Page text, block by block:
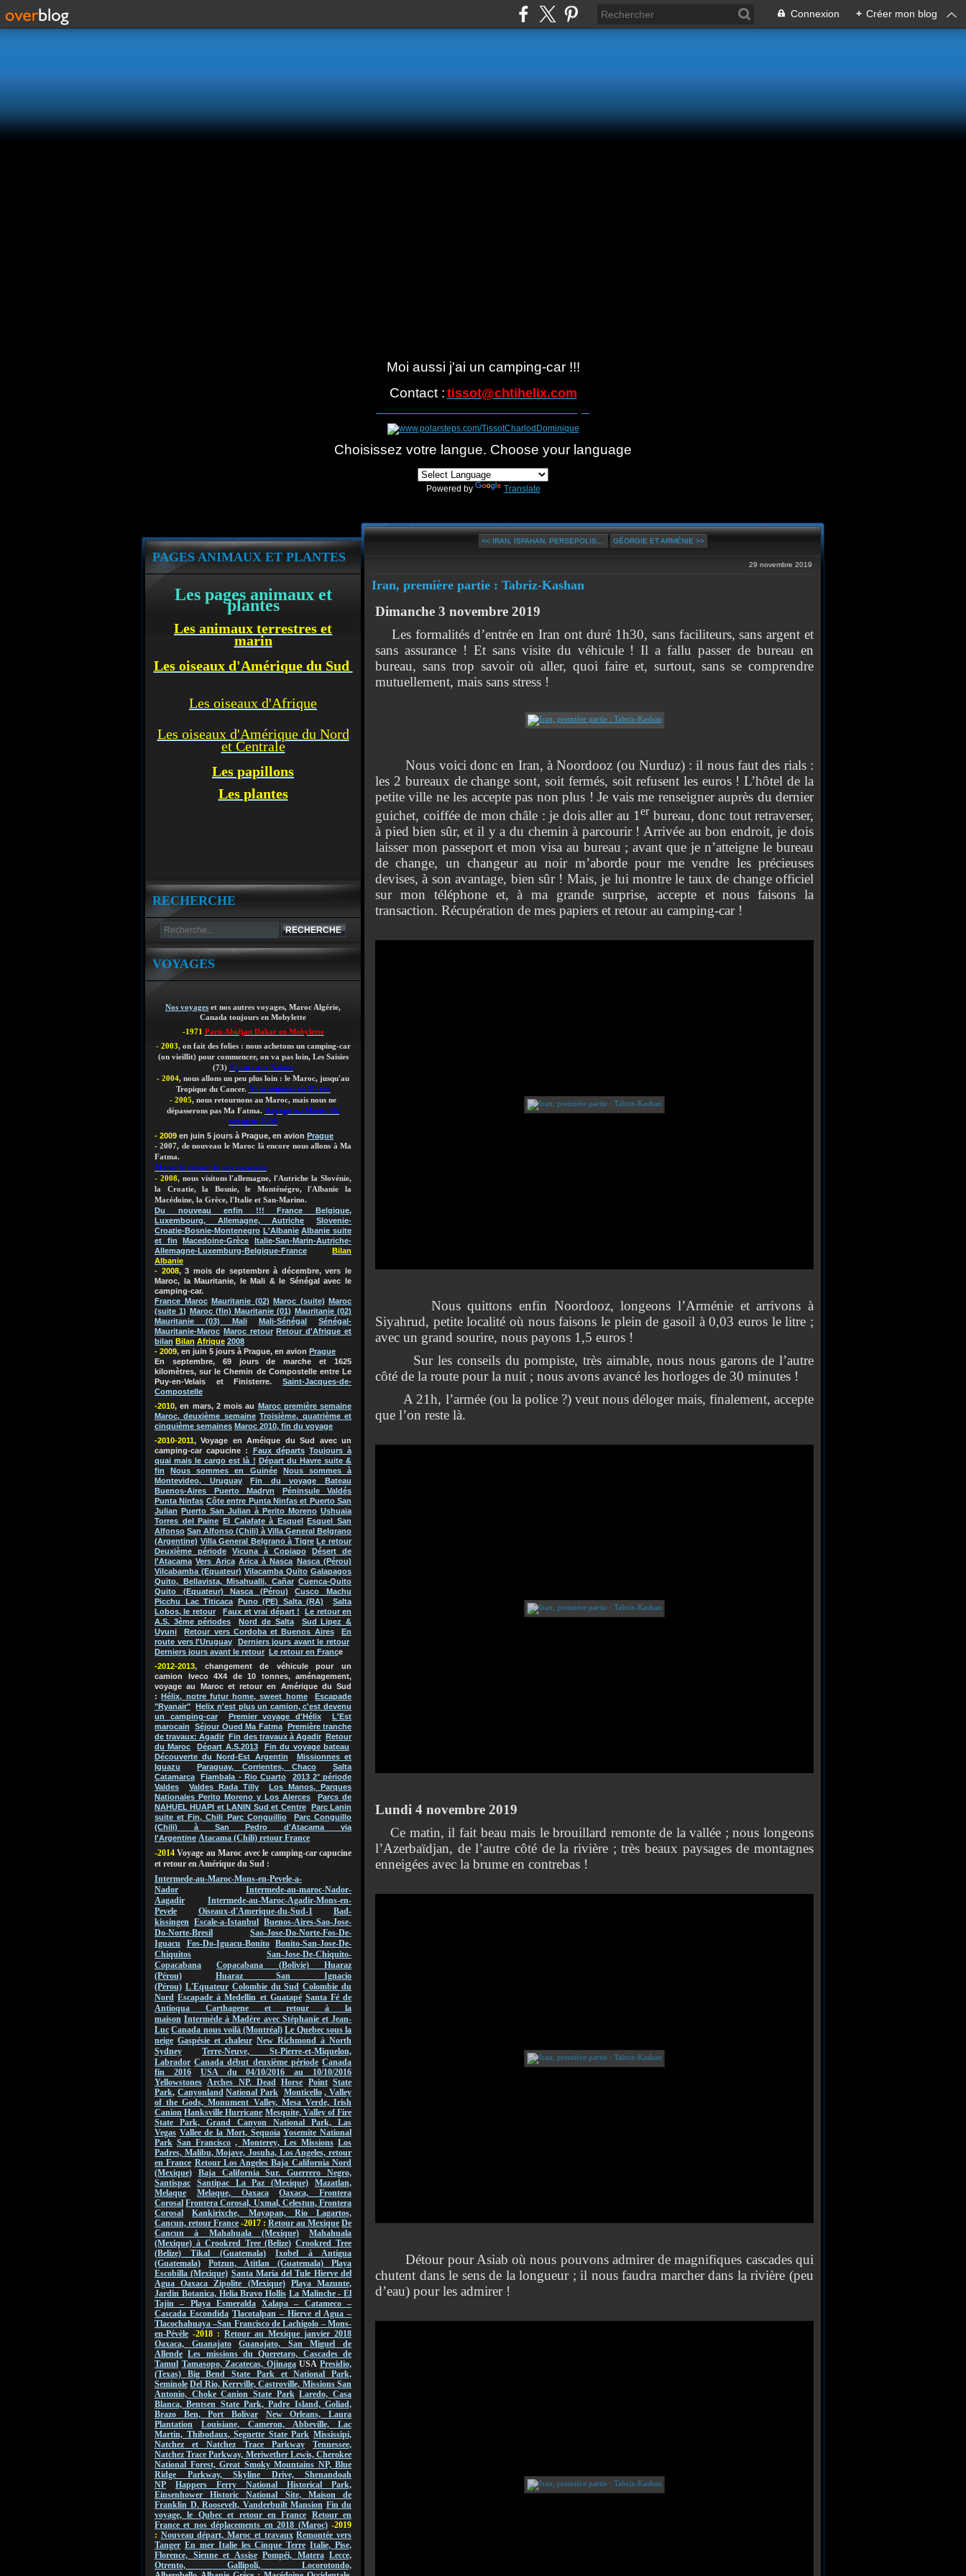
Connexion + Créer mon blog
Moi aussi j'ai un camping-car !!!
Contact : tissot@chtihelix.com
Choisissez votre langue. Choose your language
Powered by Translate
PAGES ANIMAUX ET PLANTES
Les pages animaux et
plantes
Les animaux terrestres et
marin
Les oiseaux d'Amérique du Sud
Les oiseaux d'Afrique
Les oiseaux d'Amérique du Nord
et Centrale
Les papillons
Les plantes
RECHERCHE
VOYAGES
Nos voyages et nos autres voyages, Maroc Algérie,
Canada toujours en Mobylette
-1971 Paris Abidjan Dakar en Mobylette
- 2003, on fait des folies : nous achetons un camping-car
(on vieillit) pour commencer, on va pas loin, Les Saisies
(73) 5 jours aux Saisies
- 2004, nous allons un peu plus loin : le Maroc, jusqu'au
Tropique du Cancer. Nous sommes au Maroc
- 2005, nous retournons au Maroc, mais nous ne
dépasserons pas Ma Fatma. Voyage au Maroc 01
octobre 2005
- 2009 en juin 5 jours à Prague, en avion Prague
- 2007, de nouveau le Maroc là encore nous allons à Ma
Fatma.
Maroc le retour de nos vacances
- 2008, nous visitons l'allemagne, l'Autriche la Slovénie,
la Croatie, la Bosnie, le Monténégro, l'Albanie la
Macédoine, la Grèce, l'Italie et San-Marino.
Du nouveau enfin !!! France Belgique,
Luxembourg, Allemagne, Autriche
Slovenie-
Croatie-Bosnie-Montenegro L'Albanie Albanie suite
et fin
Macedoine-Grèce
Italie-San-Marin-Autriche-
Allemagne-Luxemburg-Belgique-France
Bilan
Albanie
- 2008, 3 mois de septembre à décembre, vers le
Maroc, la Mauritanie, le Mali & le Sénégal avec le
camping-car.
France Maroc
Mauritanie (02) Maroc (suite)
Maroc
(suite 1)
Maroc (fin) Mauritanie (01)
Mauritanie (02)
Mauritanie (03) Mali
Mali-Sénégal
Sénégal-
Mauritanie-Maroc Maroc retour Retour d'Afrique et
bilan Bilan Afrique 2008
- 2009, en juin 5 jours à Prague, en avion Prague
En septembre, 69 jours de marche et 1625
kilomètres, sur le Chemin de Compostelle entre Le
Puy-en-Velais et Finisterre. Saint-Jacques-de-
Compostelle
-2010, en mars, 2 mois au Marocpremière semaine
Maroc, deuxième semaine Troisième, quatrième et
cinquième semaines Maroc 2010, fin du voyage
-2010-2011, Voyage en Améique du Sud avec un
camping-car capucine : Faux départs Toujours à
quai mais le cargo est là ! Départ du Havre suite &
fin
Nous sommes en Guinée
Nous sommes à
Montevideo, Uruguay
Fin du voyage Bateau
Buenos-Aires Puerto Madryn
Péninsule Valdés
Punta Ninfas Côte entre Punta Ninfas et Puerto San
Julian
Puerto San Julian à Perito Moreno Ushuaïa
Torres del Paine
El Calafate à Esquel
Esquel San
Alfonso San Alfonso (Chili) à Villa General Belgrano
(Argentine) Villa General Belgrano à Tigre Le retour
Deuxième période
Vicuna à Copiapo
Désert de
l'Atacama Vers Arica Arica à Nasca
Nasca (Pérou)
Vilcabamba (Equateur) Vilacamba Quito Galapagos
Quito, Bellavista, Misahualli, Cañar Cuenca-Quito
Quito (Equateur) Nasca (Pérou)
Cusco Machu
Picchu Lac Titicaca
Puno (PE) Salta (RA)
Salta
Lobos, le retour
Faux et vrai départ !
Le retour en
A.S. 3ème périodes
Nord de Salta
Sud Lipez &
Uyuni
Retour vers Cordoba et Buenos Aires
En
route vers l'Uruguay
Derniers jours avant le retour
Derniers jours avant le retour
Le retour en France
-2012-2013, changement de véhicule pour un
camion Iveco 4X4 de 10 tonnes, aménagement,
voyage au Maroc et retour en Amérique du Sud
:
Hélix, notre futur home, sweet home
Escapade
"Ryanair"
Helix n'est plus un camion, c'est devenu
un camping-car
Premier voyage d'Hélix
L'Est
marocain
Séjour Oued Ma Fatma
Première tranche
de travaux: Agadir
Fin des travaux à Agadir
Retour
du Maroc
Départ A.S.2013
Fin du voyage bateau
Découverte du Nord-Est Argentin
Missionnes et
Iguazu
Paraguay, Corrientes, Chaco
Salta
Catamarca
Fiambala - Rio Cuarto
2013 2° période
Valdes
Valdes Rada Tilly
Los Manos, Parques
Nationales Perito Moreno y Los Alerces
Parcs de
NAHUEL HUAPI et LANIN Sud et Centre
Parc Lanin
suite et Fin, Chili Parc Conguillio
Parc Conguillo
(Chili) à San Pedro d'Atacama via
l'Argentine Atacama (Chili) retour France
-2014 Voyage au Maroc avec le camping-car capucine
et retour en Amérique du Sud :
Intermede-au-Maroc-Mons-en-Pevele-a-
Nador
Intermede-au-maroc-Nador-
Aagadir
Intermede-au-Maroc-Agadir-Mons-en-
Pevele
Oiseaux-d'Amerique-du-Sud-1
Bad-
kissingen Escale-a-Istanbul Buenos-Aires-Sao-Jose-
Do-Norte-Bresil
Sao-Jose-Do-Norte-Fos-De-
Iguacu
Fos-Do-Iguacu-Bonito
Bonito-San-Jose-De-
Chiquitos
San-Jose-De-Chiquito-
Copacabana
Copacabana (Bolivie) Huaraz
(Pérou)
Huaraz San Ignacio
(Pérou) L'Equateur Colombie du Sud Colombie du
Nord Escapade à Medellin et Guatapé Santa Fé de
Antioqua Carthagene et retour à la
maison Intermède à Madère avec Stéphanie et Jean-
Luc Canada nous voilà (Montréal) Le Quebec sous la
neige Gaspésie et chaleur New Richmond à North
Sydney
Terre-Neuve, St-Pierre-et-Miquelon,
Labrador Canada début deuxième période Canada
fin 2016
USA du 04/10/2016 au 10/10/2016
Yellowstones Arches NP.Dead Horse Point State
Park, Canyonland National Park Monticello , Valley
of the Gods,Monument Valley,Mesa Verde, Irish
Canion Hanksville Hurricane Mesquite, Valley of Fire
State Park, Grand Canyon National Park, Las
Vegas Vallee dela Mort,Sequoia Yosemite National
Park San Francisco , Monterey, Les Missions Los
Padres, Malibu, Mojave, Josuha, Los Angeles, retour
en France Retour Los Angeles Baja California Nord
(Mexique)
Baja California Sur. Guerrero Negro,
Santispac
Santipac La Paz (Mexique)
Mazatlan,
Melaque
Melaque, Oaxaca
Oaxaca, Frontera
Corosal Frontera Corosal, Uxmal, Celestun, Frontera
Corosal
Kankirixche, Mayapan, Rio Lagartos,
Cancun, retour France -2017 : Retour au Mexique De
Cancun à Mahahuala (Mexique)
Mahahuala
(Mexique) à Crookred Tree (Belize) Crookred Tree
(Belize) Tikal (Guatemala)
Ixobel à Antigua
(Guatemala)
Potzun, Atitlan (Guatemala) Playa
Escobilla (Mexique) Santa Maria del Tule Hierve del
Agua Oaxaca Zipolite (Mexique) Playa Mazunte,
Jardin Botanica, Helia Bravo Hollis La Malinche - El
Tajin – Playa Esmeralda Xalapa – Catameco –
Cascada Escondida Tlacotalpan – Hierve el Agua –
Tlacochahuaya –San Francisco de Lachigolo – Mons-
en-Pévèle -2018 : Retour au Mexique janvier 2018
Oaxaca, Guanajato
Guanajato, San Miguel de
Allende Les missions du Queretaro, Cascades de
Tamul Tamasopo, Zacatecas, OjinagaUSAPresidio,
(Texas) Big Bend State Park et National Park,
Seminole Del Rio, Kerrville, Castroville, Missions San
Antonio, Choke Canion State Park Laredo, Casa
Blanca, Bentsen State Park, Padre Island, Goliad,
Brazo Ben, Port Bolivar
New Orleans, Laura
Plantation
Louisiane, Cameron, Abbeville, Lac
Martin, Thibodaux, Segnette State Park Mississipi,
Natchez et Natchez Trace Parkway
Tennessee,
Natchez Trace Parkway, Meriwether Lewis, Cherokee
National Forest, Great Smoky Mountains NP, Blue
Ridge Parkway, Skyline Drive, Shenandoah
NP
Happers Ferry National Historical Park,
Einsenhower Historic National Site, Maison de
Franklin D. Roosevelt, Vanderbuilt Mansion Fin du
voyage, le Qubec et retour en France Retour en
France et nos déplacements en 2018 (Maroc) -2019
: Nouveau départ, Maroc et travaux Remontée vers
Tanger En mer Italie les Cinque Terre Italie, Pise,
Florence, Sienne et Assise Pompéi, Matera Lecce,
Otrento, Gallipoli, Locorotondo,
<< IRAN, ISFAHAN, PERSEPOLIS,... GÉORGIE ET ARMÉNIE >>
29 novembre 2019
Iran, première partie : Tabriz-Kashan
Dimanche 3 novembre 2019
Les formalités d’entrée en Iran ont duré 1h30, sans faciliteurs, sans argent et
sans assurance ! Et sans visite du véhicule ! Il a fallu passer de bureau en
bureau, sans trop savoir où aller, quoi faire et, surtout, sans se comprendre
mutuellement, mais sans stress !
Nous voici donc en Iran, à Noordooz (ou Nurduz) : il nous faut des rials :
les 2 bureaux de change sont, soit fermés, soit refusent les euros ! L’hôtel de la
petite ville ne les accepte pas non plus ! Je vais me renseigner auprès du dernier
guichet, coiffée de mon châle : je dois aller au 1erbureau, donc tout retraverser,
à pied bien sûr, et il y a du chemin à parcourir ! Arrivée au bon endroit, je dois
laisser mon passeport et mon visa au bureau ; avant que je n’atteigne le bureau
de change, un changeur au noir m’aborde pour me vendre les précieuses
devises, à son avantage, bien sûr ! Mais, je lui montre le taux de change officiel
sur mon téléphone et, à ma grande surprise, accepte et nous faisons la
transaction. Récupération de mes papiers et retour au camping-car !
Nous quittons enfin Noordooz, longeons l’Arménie et arrivons à
Siyahrud, petite localité où nous faisons le plein de gasoil à 0,03 euros le litre ;
avec un grand sourire, nous payons 1,5 euros !
Sur les conseils du pompiste, très aimable, nous nous garons de l’autre
côté de la route pour la nuit ; nous avons avancé les horloges de 30 minutes !
A 21h, l’armée (ou la police ?) veut nous déloger mais, finalement, accepte
que l’on reste là.
Lundi 4 novembre 2019
Ce matin, il fait beau mais le brouillard remonte de la vallée ; nous longeons
l’Azerbaïdjan, de l’autre côté de la rivière ; très beaux paysages de montagnes
enneigées avec la brume en contrebas !
Détour pour Asiab où nous pouvons admirer de magnifiques cascades qui
chutent dans le sens de la longueur ; il nous faudra marcher dans la rivière (peu
d’eau) pour les admirer !